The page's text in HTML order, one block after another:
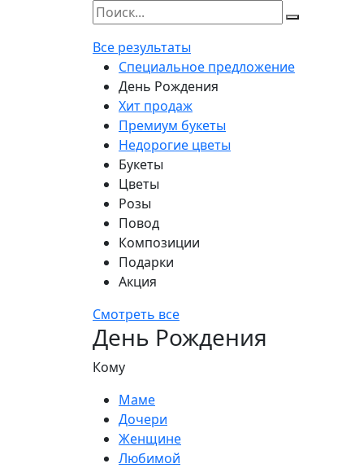
Все результаты
Специальное предложение
День Рождения
Хит продаж
Премиум букеты
Недорогие цветы
Букеты
Цветы
Розы
Повод
Композиции
Подарки
Акция
Смотреть все
День Рождения
Кому
Маме
Дочери
Женщине
Любимой